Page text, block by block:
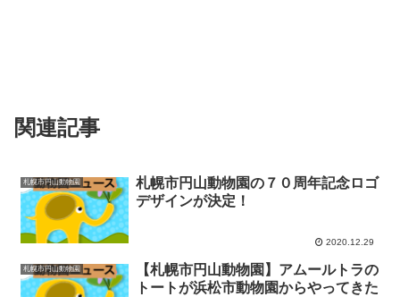
関連記事
札幌市円山動物園
札幌市円山動物園の７０周年記念ロゴ
デザインが決定！
2020.12.29
札幌市円山動物園
【札幌市円山動物園】アムールトラの
トートが浜松市動物園からやってきた